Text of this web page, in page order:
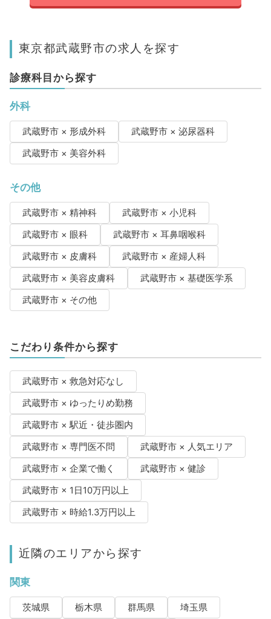
東京都武蔵野市の求人を探す
診療科目から探す
外科
武蔵野市 × 形成外科
武蔵野市 × 泌尿器科
武蔵野市 × 美容外科
その他
武蔵野市 × 精神科
武蔵野市 × 小児科
武蔵野市 × 眼科
武蔵野市 × 耳鼻咽喉科
武蔵野市 × 皮膚科
武蔵野市 × 産婦人科
武蔵野市 × 美容皮膚科
武蔵野市 × 基礎医学系
武蔵野市 × その他
こだわり条件から探す
武蔵野市 × 救急対応なし
武蔵野市 × ゆったりめ勤務
武蔵野市 × 駅近・徒歩圏内
武蔵野市 × 専門医不問
武蔵野市 × 人気エリア
武蔵野市 × 企業で働く
武蔵野市 × 健診
武蔵野市 × 1日10万円以上
武蔵野市 × 時給1.3万円以上
近隣のエリアから探す
関東
茨城県 栃木県 群馬県
埼玉県